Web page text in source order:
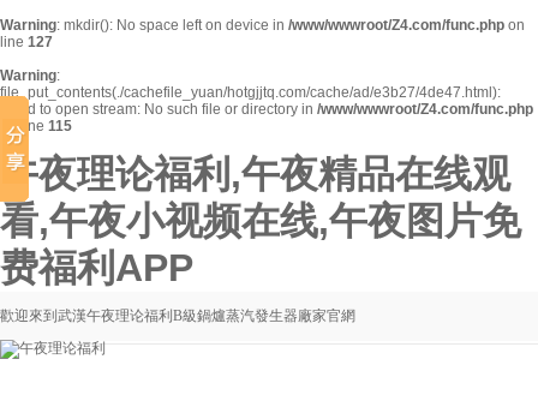
Warning: mkdir(): No space left on device in /www/wwwroot/Z4.com/func.php on
line 127
Warning:
file_put_contents(./cachefile_yuan/hotgjjtq.com/cache/ad/e3b27/4de47.html):
failed to open stream: No such file or directory in /www/wwwroot/Z4.com/func.php
on line 115
午夜理论福利,午夜精品在线观
看,午夜小视频在线,午夜图片免
费福利APP
歡迎來到武漢午夜理论福利B級鍋爐蒸汽發生器廠家官網